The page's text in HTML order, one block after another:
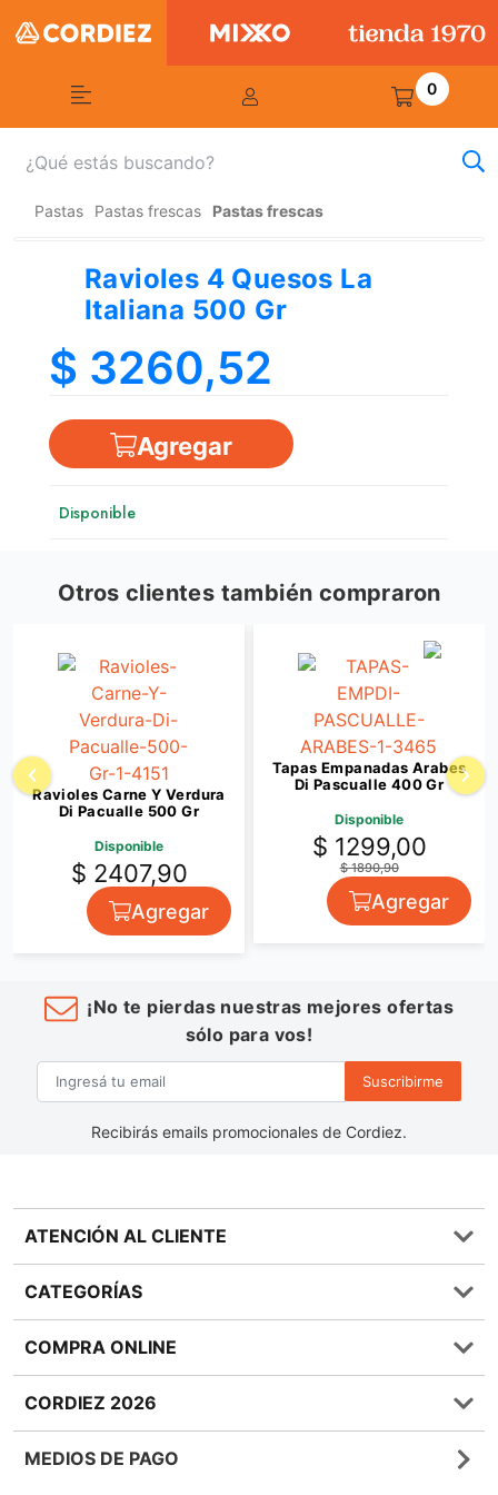
0
Pastas Pastas frescas Pastas frescas
Ravioles 4 Quesos La
Italiana 500 Gr
$ 3260,52
Agregar
Disponible
Otros clientes también compraron
Ravioles Carne Y Verdura
Di Pacualle 500 Gr
Disponible
$ 2407,90
Agregar
Tapas Empanadas Arabes
Di Pascualle 400 Gr
Disponible
$ 1299,00
$ 1890,90
Agregar
¡No te pierdas nuestras mejores ofertas
sólo para vos!
Suscribirme
Recibirás emails promocionales de Cordiez.
ATENCIÓN AL CLIENTE
Preguntas frecuentes
0810 555 1970
Términos y condiciones
Política de Devoluciones
Bases y Condiciones de Sorteos
CATEGORÍAS
Bebidas
Lácteos
COMPRA ONLINE
Métodos de entrega
Giftcards
CORDIEZ 2026
Quienes Somos
MEDIOS DE PAGO